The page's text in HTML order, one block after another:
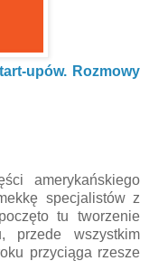
upów. Rozmowy
amerykańskiego
specjalistów z
tu tworzenie
przede wszystkim
przyciąga rzesze